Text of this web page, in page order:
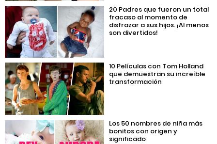
20 Padres que fueron un total
fracaso al momento de
disfrazar a sus hijos. ¡Al menos
son divertidos!
10 Películas con Tom Holland
que demuestran su increíble
transformación
Los 50 nombres de niña más
bonitos con origen y
significado